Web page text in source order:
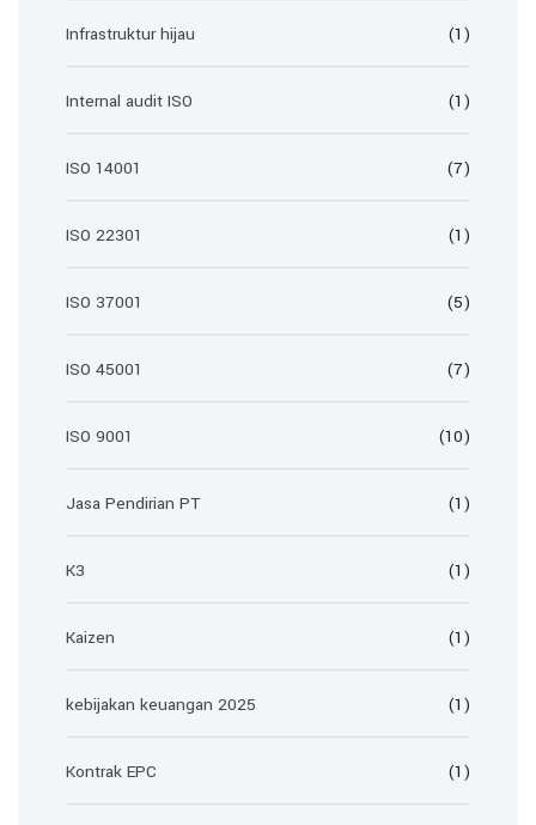
Infrastruktur hijau (1)
Internal audit ISO (1)
ISO 14001 (7)
ISO 22301 (1)
ISO 37001 (5)
ISO 45001 (7)
ISO 9001 (10)
Jasa Pendirian PT (1)
K3 (1)
Kaizen (1)
kebijakan keuangan 2025 (1)
Kontrak EPC (1)